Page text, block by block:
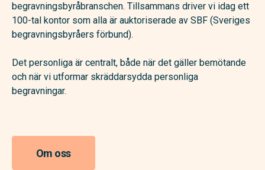
begravningsbyråbranschen. Tillsammans driver vi idag ett
100-tal kontor som alla är auktoriserade av SBF (Sveriges
begravningsbyråers förbund).
Det personliga är centralt, både när det gäller bemötande
och när vi utformar skräddarsydda personliga
begravningar.
Om oss